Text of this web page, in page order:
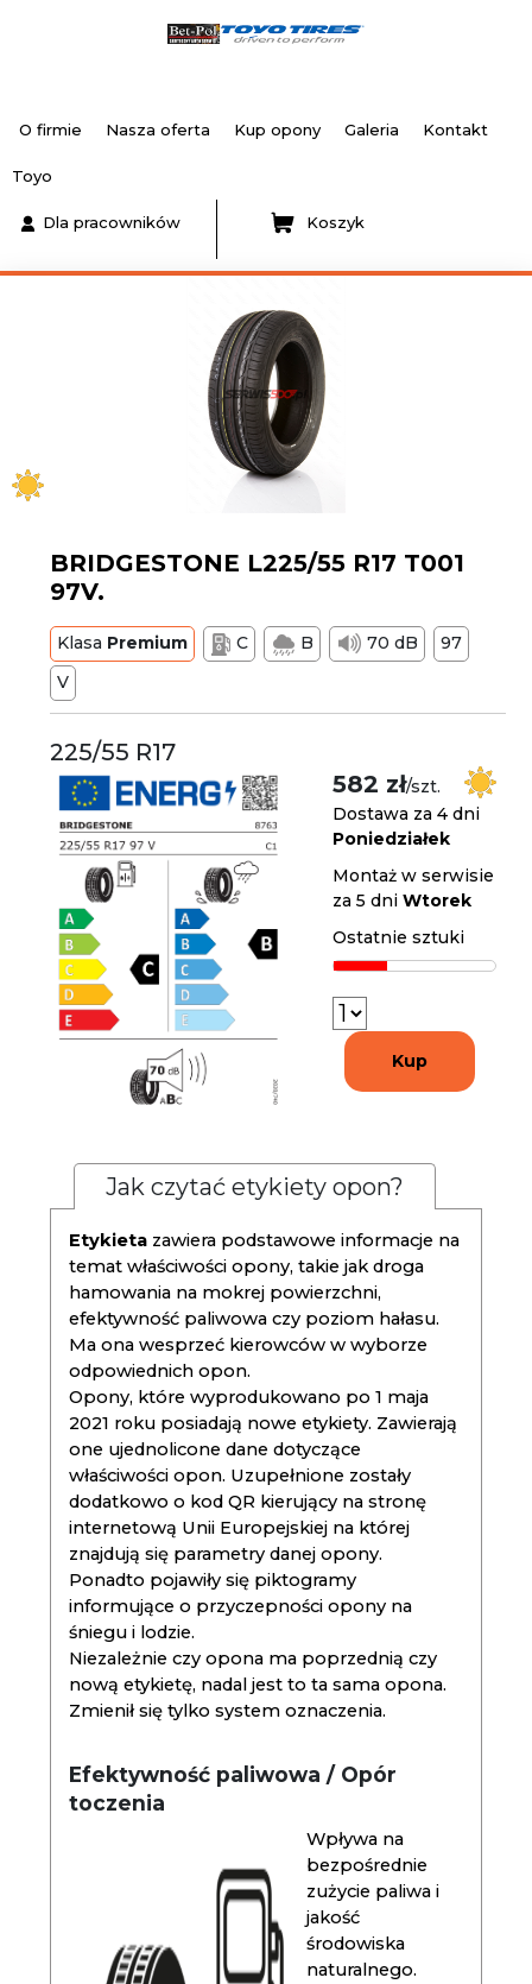
O firmie Nasza oferta Kup opony Galeria Kontakt
Toyo
Dla pracowników Koszyk
BRIDGESTONE L225/55 R17 T001
97V.
Klasa Premium C B 70 dB
97
V
225/55 R17
582 zł/szt.
Dostawa za 4 dni
Poniedziałek
Montaż w serwisie
za 5 dniWtorek
Ostatnie sztuki
Kup
Jak czytać etykiety opon?
Etykieta zawiera podstawowe informacje na
temat właściwości opony, takie jak droga
hamowania na mokrej powierzchni,
efektywność paliwowa czy poziom hałasu.
Ma ona wesprzeć kierowców w wyborze
odpowiednich opon.
Opony, które wyprodukowano po 1 maja
2021 roku posiadają nowe etykiety. Zawierają
one ujednolicone dane dotyczące
właściwości opon. Uzupełnione zostały
dodatkowo o kod QR kierujący na stronę
internetową Unii Europejskiej na której
znajdują się parametry danej opony.
Ponadto pojawiły się piktogramy
informujące o przyczepności opony na
śniegu i lodzie.
Niezależnie czy opona ma poprzednią czy
nową etykietę, nadal jest to ta sama opona.
Zmienił się tylko system oznaczenia.
Efektywność paliwowa / Opór
toczenia
Wpływa na
bezpośrednie
zużycie paliwa i
jakość
środowiska
naturalnego.